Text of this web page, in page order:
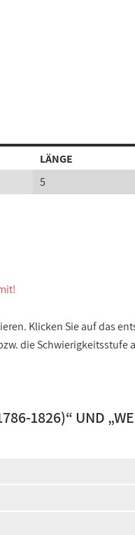
LÄNGE
5
Klicken Sie auf das
die Schwierigkeitsstufe
1826)“ UND „